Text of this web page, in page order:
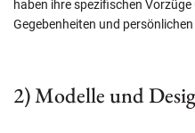
haben ihre spezifischen
Gegebenheiten und
2) Modelle und